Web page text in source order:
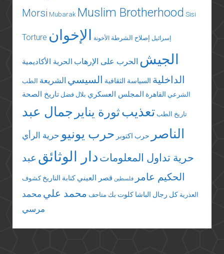
Morsi Mubarak Muslim Brotherhood Sisi
Torture إسرائيل إصلاح الشرطة الأخونة الإخوان
الجيش الحرب على الإرهاب الحرية الأكاديمية
الداخلية السياسة الثقافية السيسي الشريعة الطب
الشرعي القاهرة المجلس العسكري بلال فضل تاريخ الصحة
تاريخ الطب تعذيبثورة يناير جمال عبد
الناصر
حرب اكتوبر حرب يونيو حرية الرأي
حرية تداول المعلومات دار الوثائق عبد
الحكيم عامر
فلسطين قصر العيني كتابة التاريخ كشوف
العذرية كل رجال الباشا كلوت بك متاحف محمد علي محمد
مرسي